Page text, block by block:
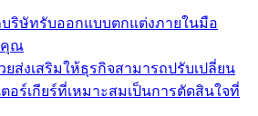
บริษัทรับออกแบบตกแต่งภายในมือ
คุณ
วยส่งเสริมให้ธุรกิจสามารถปรับเปลี่ยน
อร์เกียร์ที่เหมาะสมเป็นการตัดสินใจที่